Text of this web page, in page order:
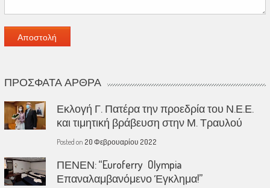
ΠΡΌΣΦΑΤΑ ΆΡΘΡΑ
Εκλογή Γ. Πατέρα την προεδρία του Ν.Ε.Ε.
και τιμητική βράβευση στην Μ. Τραυλού
Posted on 20 Φεβρουαρίου 2022
ΠΕΝΕΝ: “Euroferry Olympia
Επαναλαμβανόμενο Έγκλημα!”